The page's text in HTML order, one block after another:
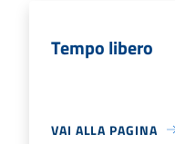
Tempo libero
VAI ALLA PAGINA